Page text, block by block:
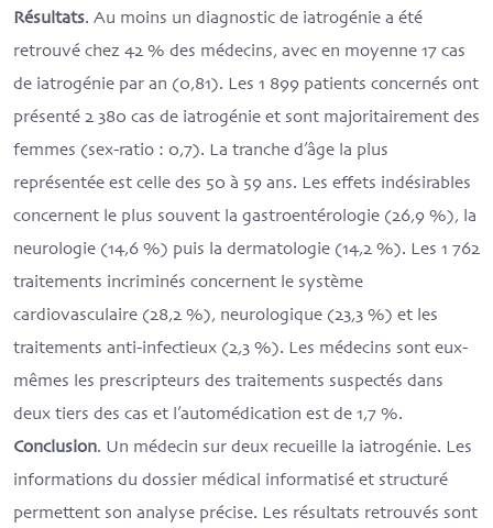
Résultats. Au moins un diagnostic de iatrogénie a été
retrouvé chez 42 % des médecins, avec en moyenne 17 cas
de iatrogénie par an (0,81). Les 1 899 patients concernés ont
présenté 2 380 cas de iatrogénie et sont majoritairement des
femmes (sex-ratio : 0,7). La tranche d’âge la plus
représentée est celle des 50 à 59 ans. Les effets indésirables
concernent le plus souvent la gastroentérologie (26,9 %), la
neurologie (14,6 %) puis la dermatologie (14,2 %). Les 1 762
traitements incriminés concernent le système
cardiovasculaire (28,2 %), neurologique (23,3 %) et les
traitements anti-infectieux (2,3 %). Les médecins sont eux-
mêmes les prescripteurs des traitements suspectés dans
deux tiers des cas et l’automédication est de 1,7 %.
Conclusion. Un médecin sur deux recueille la iatrogénie. Les
informations du dossier médical informatisé et structuré
permettent son analyse précise. Les résultats retrouvés sont